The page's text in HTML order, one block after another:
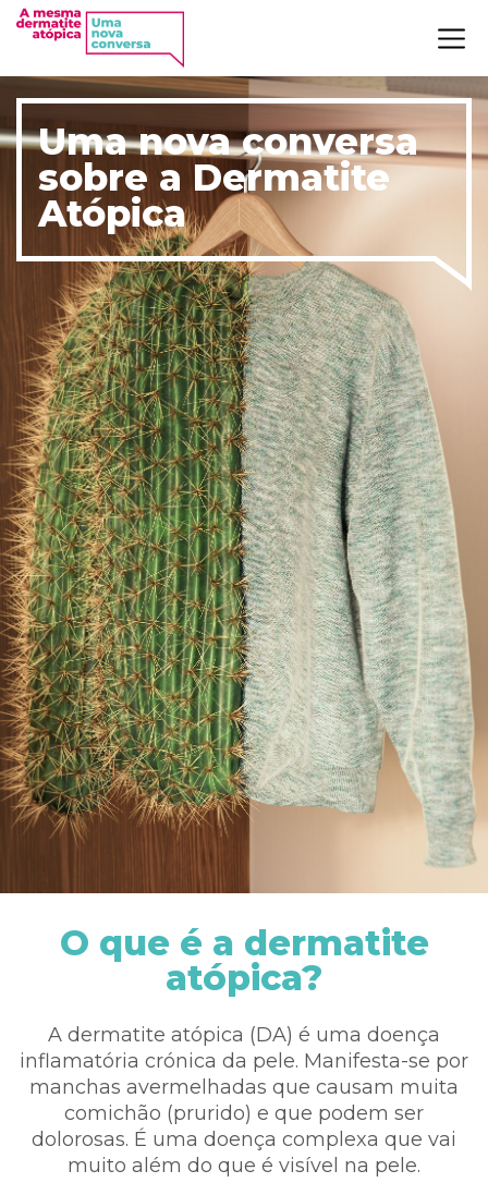
Uma nova conversa
sobre a Dermatite
Atópica
O que é a dermatite
atópica?
A dermatite atópica (DA) é uma doença
inflamatória crónica da pele. Manifesta-se por
manchas avermelhadas que causam muita
comichão (prurido) e que podem ser
dolorosas. É uma doença complexa que vai
muito além do que é visível na pele.